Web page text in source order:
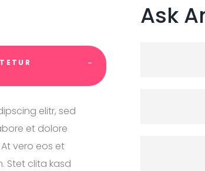
elitr, sed
et dolore
vero eos et
Stet clita kasd
Ask